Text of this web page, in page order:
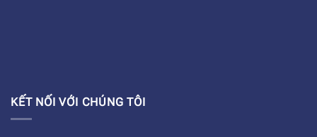
KẾT NỐI VỚI CHÚNG TÔI